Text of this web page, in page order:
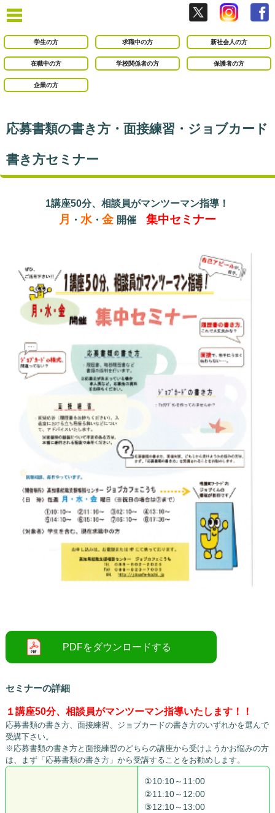
学生の方 求職中の方 新社会人の方
在職中の方 学校関係者の方 保護者の方
企業の方
応募書類の書き方・面接練習・ジョブカード
書き方セミナー
1講座50分、相談員がマンツーマン指導！
月 ・ 水・ 金 開催 集中セミナー
セミナーの詳細
１講座50分、相談員がマンツーマン指導いたします！！
応募書類の書き方、面接練習、ジョブカードの書き方のいずれかを選んで
受講下さい。
※応募書類の書き方と面接練習のどちらの講座から受けようかお悩みの方
は、まず「応募書類の書き方」から受講することをお勧めします。
①10:10～11:00
②11:10～12:00
③12:10～13:00